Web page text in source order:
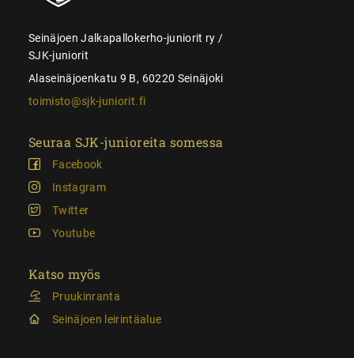
Seinäjoen Jalkapallokerho-juniorit ry /
SJK-juniorit
Alaseinäjoenkatu 9 B, 60220 Seinäjoki
toimisto@sjk-juniorit.fi
Seuraa SJK-junioreita somessa
Facebook
Instagram
Twitter
Youtube
Katso myös
Pruukinranta
Seinäjoen leirintäalue